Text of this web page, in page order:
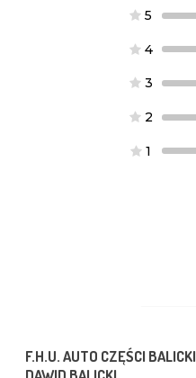
5
4
3
2
1
F.H.U. AUTO CZĘŚCI BALICKI